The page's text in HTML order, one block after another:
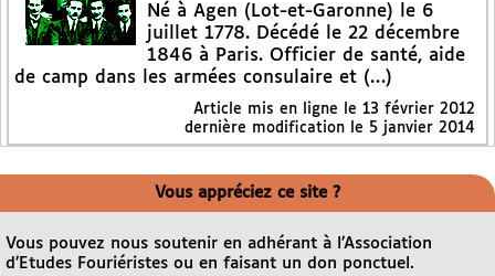
Né à Agen (Lot-et-Garonne) le 6
juillet 1778. Décédé le 22 décembre
1846 à Paris. Officier de santé, aide
de camp dans les armées consulaire et (…)
Article mis en ligne le 13 février 2012
dernière modification le 5 janvier 2014
Vous appréciez ce site ?
Vous pouvez nous soutenir en adhérant à l’Association
d’Etudes Fouriéristes ou en faisant un don ponctuel.